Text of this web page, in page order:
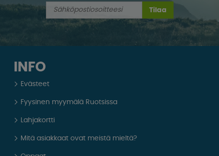
Tilaa
INFO
Evästeet
Fyysinen myymälä Ruotsissa
Lahjakortti
Mitä asiakkaat ovat meistä mieltä?